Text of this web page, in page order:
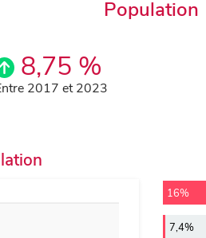
Population
8,75 %
2017 et 2023
16%
7,4%